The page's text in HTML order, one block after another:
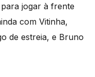
jogar à frente
com Vitinha,
de estreia, e Bruno